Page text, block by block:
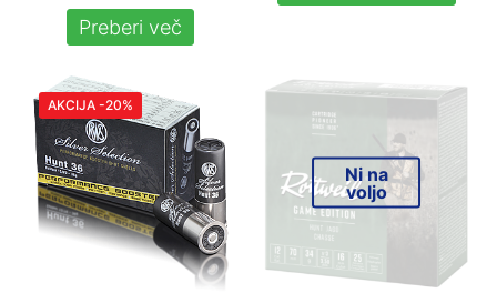
Preberi več
AKCIJA -20%
Ni na
voljo